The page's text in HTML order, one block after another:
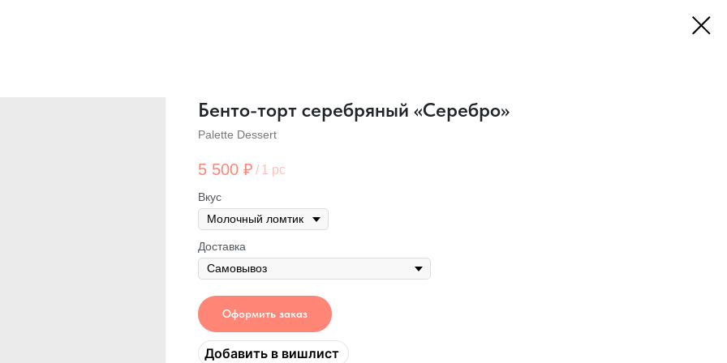
Бенто-торт серебряный «Серебро»
Palette Dessert
5 500 ₽ / 1 pc
Вкус
Доставка
Оформить заказ
Добавить в вишлист